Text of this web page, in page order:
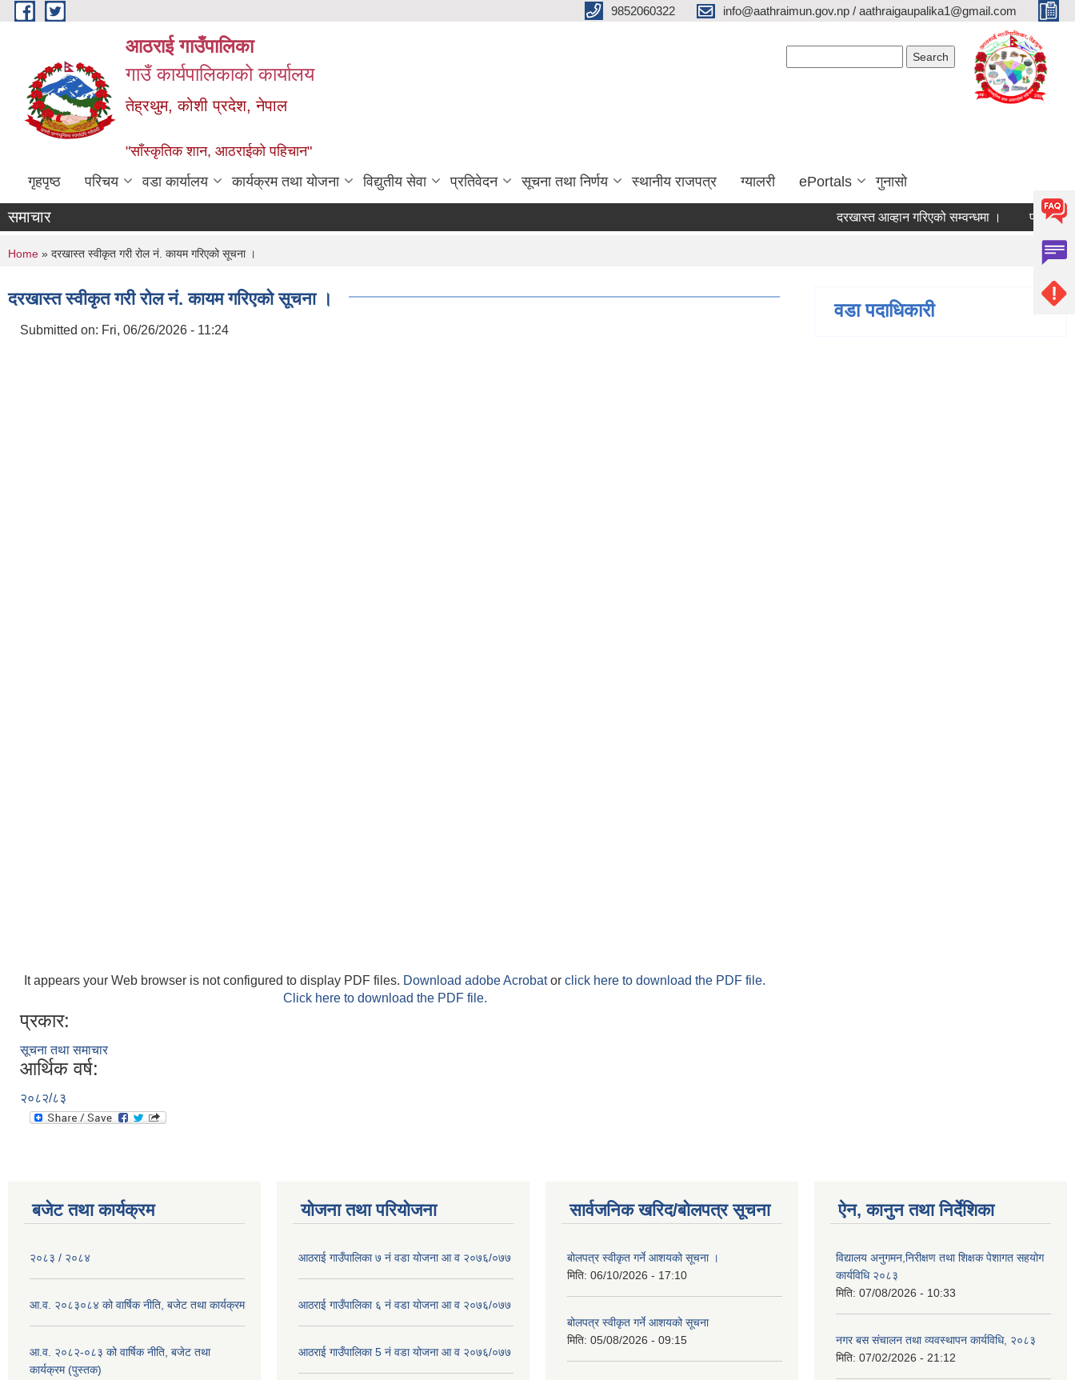
Skip to main content 9852060322 info@aathraimun.gov.np / aathraigaupalika1@gmail.com
आठराई गाउँपालिका
गाउँ कार्यपालिकाको कार्यालय
तेह्रथुम, कोशी प्रदेश, नेपाल
"साँस्कृतिक शान, आठराईको पहिचान"
गृहपृष्ठ परिचय वडा कार्यालय कार्यक्रम तथा योजना विद्युतीय सेवा प्रतिवेदन सूचना तथा निर्णय स्थानीय राजपत्र ग्यालरी ePortals गुनासो
समाचार दरखास्त आव्हान गरिएको सम्वन्धमा । प्रेश विज्ञप्ती ।
You are here
Home » दरखास्त स्वीकृत गरी रोल नं. कायम गरिएको सूचना ।
दरखास्त स्वीकृत गरी रोल नं. कायम गरिएको सूचना ।
Submitted on: Fri, 06/26/2026 - 11:24
It appears your Web browser is not configured to display PDF files. Download adobe Acrobator click here to download the PDF file.
Click here to download the PDF file.
प्रकार:
सूचना तथा समाचार
आर्थिक वर्ष:
२०८२/८३
वडा पदाधिकारी
बजेट तथा कार्यक्रम
२०८३ / २०८४
आ.व. २०८३०८४ को वार्षिक नीति, बजेट तथा कार्यक्रम
आ.व. २०८२-०८३ को वार्षिक नीति, बजेट तथा
कार्यक्रम (पुस्तक)
योजना तथा परियोजना
आठराई गाउँपालिका ७ नं वडा योजना आ व २०७६/०७७
आठराई गाउँपालिका ६ नं वडा योजना आ व २०७६/०७७
आठराई गाउँपालिका 5 नं वडा योजना आ व २०७६/०७७
सार्वजनिक खरिद/बोलपत्र सूचना
बोलपत्र स्वीकृत गर्ने आशयको सूचना ।
मिति: 06/10/2026 - 17:10
बोलपत्र स्वीकृत गर्ने आशयको सूचना
मिति: 05/08/2026 - 09:15
ऐन, कानुन तथा निर्देशिका
विद्यालय अनुगमन,निरीक्षण तथा शिक्षक पेशागत सहयोग
कार्यविधि २०८३
मिति: 07/08/2026 - 10:33
नगर बस संचालन तथा व्यवस्थापन कार्यविधि, २०८३
मिति: 07/02/2026 - 21:12